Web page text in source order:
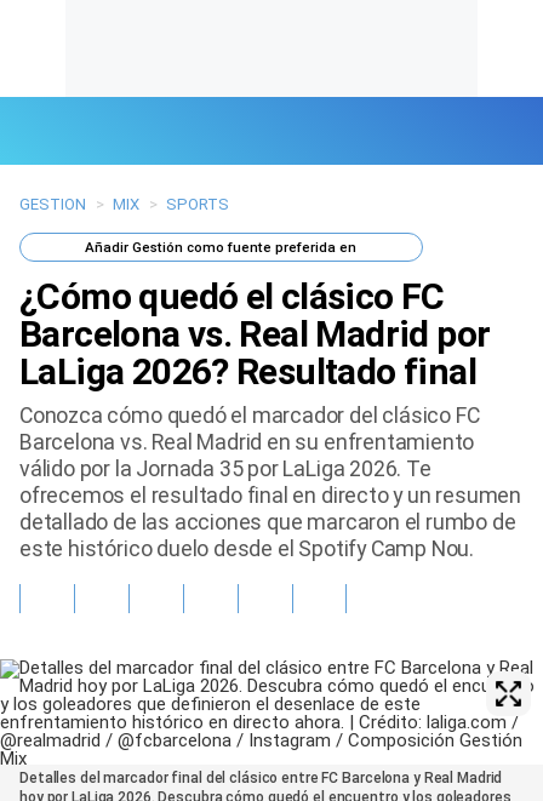
Últimas Noticias
Mi Bolsillo
Respuestas
Gente
Vida Laboral
Tendencias Mix
Sports
GESTION > MIX > SPORTS
AñadirGestión como fuente preferida en
¿Cómo quedó el clásico FC
Barcelona vs. Real Madrid por
LaLiga 2026? Resultado final
Conozca cómo quedó el marcador del clásico FC
Barcelona vs. Real Madrid en su enfrentamiento
válido por la Jornada 35 por LaLiga 2026. Te
ofrecemos el resultado final en directo y un resumen
detallado de las acciones que marcaron el rumbo de
este histórico duelo desde el Spotify Camp Nou.
Detalles del marcador final del clásico entre FC Barcelona y Real Madrid
hoy por LaLiga 2026. Descubra cómo quedó el encuentro y los goleadores